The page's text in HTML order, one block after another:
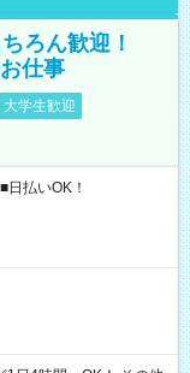
ろん歓迎！
仕事
大学生歓迎
払いOK！